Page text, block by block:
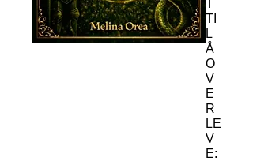
T
TI
L
Å
O
V
E
R
LE
V
E: